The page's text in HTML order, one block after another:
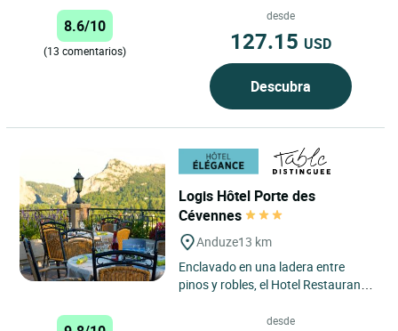
Portes des Cévennes, a 2 km...
8.6/10
(13 comentarios)
desde
127.15 USD
Descubra
Logis Hôtel Porte des
Cévennes
Anduze13 km
Enclavado en una ladera entre
pinos y robles, el Hotel Restaurant
Anduze goza de una ubicación...
desde